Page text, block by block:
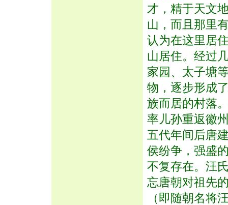
才，精于天文
山，而且那里
认为在这里居
山居住。经过
家园、太子塘
物，逐步形成
族而居的村落
率儿孙重返徽
五代年间后唐
侯纷争，强盛
不复存在。汪
忘唐朝对祖先
（即随朝名将